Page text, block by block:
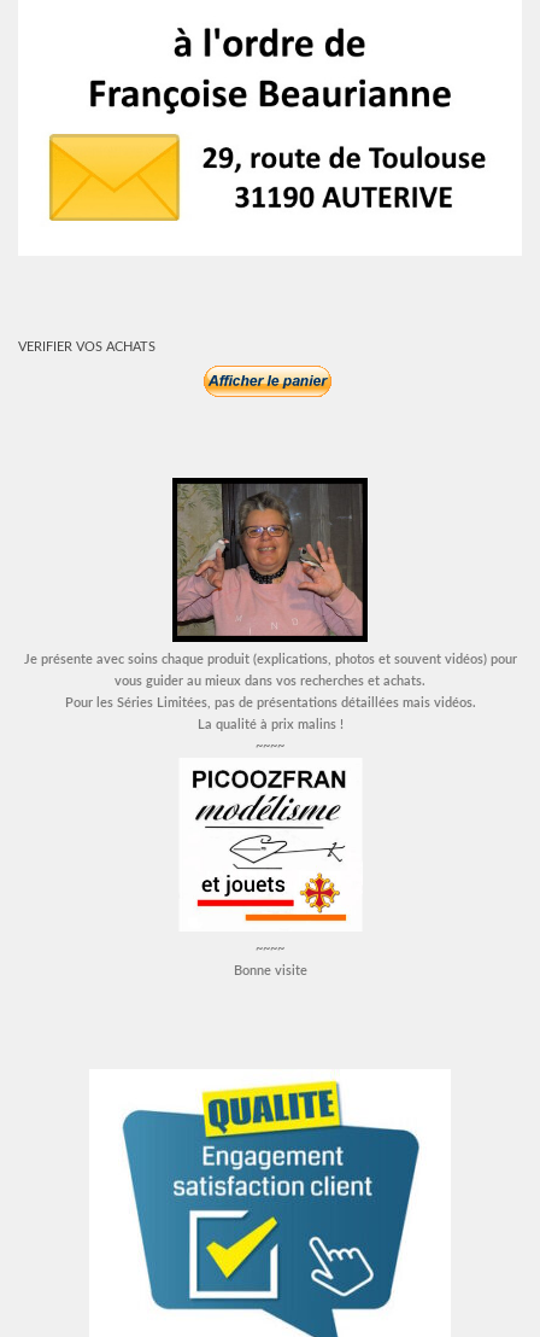
VERIFIER VOS ACHATS
Je présente avec soins chaque produit (explications, photos et souvent vidéos) pour
vous guider au mieux dans vos recherches et achats.
Pour les Séries Limitées, pas de présentations détaillées mais vidéos.
La qualité à prix malins !
~~~~
~~~~
Bonne visite